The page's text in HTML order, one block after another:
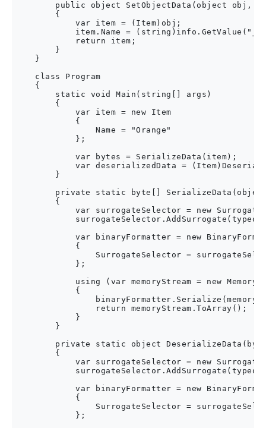
public object SetObjectData(object obj,
        {
            var item = (Item)obj;
item.Name =
            return item;
        }
    }
    class Program
    {
        static void Main(string[] args)
        {
            var item = new Item
            {
                Name = "Orange"
            };
            var bytes = SerializeData(item);
var deserializedData =
        }
private static byte[]
        {
var surrogateSelector = new
var binaryFormatter = new
            {
SurrogateSelector =
            };
using (var memoryStream = new
            {
                return memoryStream.ToArray();
            }
        }
private static object
        {
var surrogateSelector = new
var binaryFormatter = new
            {
SurrogateSelector =
            };